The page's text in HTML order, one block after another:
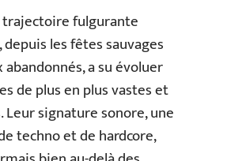
trajectoire fulgurante
depuis les fêtes sauvages
a su évoluer
de plus en plus vastes et
signature sonore, une
techno et de hardcore,